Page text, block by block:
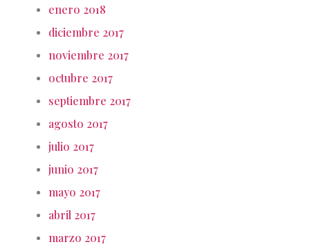
enero 2018
diciembre 2017
noviembre 2017
octubre 2017
septiembre 2017
agosto 2017
julio 2017
junio 2017
mayo 2017
abril 2017
marzo 2017